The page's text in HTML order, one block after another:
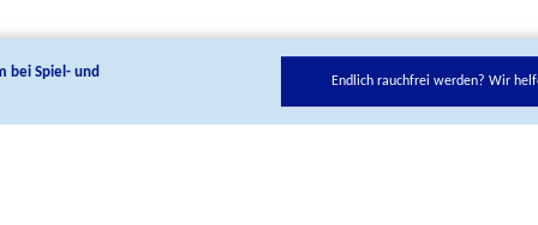
bei Spiel- und
Endlich rauchfrei werden? Wir